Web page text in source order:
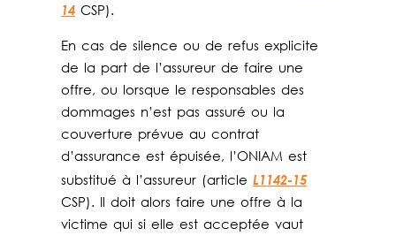
14CSP).
En cas de silence ou de refus explicite
de la part de l’assureur de faire une
offre, ou lorsque le responsables des
dommages n’est pas assuré ou la
couverture prévue au contrat
d’assurance est épuisée, l’ONIAM est
substitué à l’assureur (article L1142-15
CSP). Il doit alors faire une offre à la
victime qui si elle est acceptée vaut